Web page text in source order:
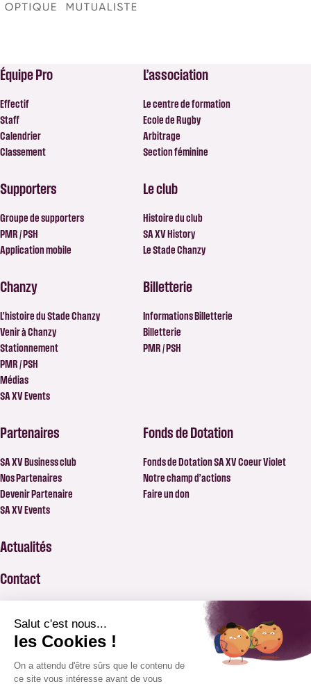
Équipe Pro
Effectif
Staff
Calendrier
Classement
L’association
Le centre de formation
Ecole de Rugby
Arbitrage
Section féminine
Supporters
Groupe de supporters
PMR / PSH
Application mobile
Le club
Histoire du club
SA XV History
Le Stade Chanzy
Chanzy
L’histoire du Stade Chanzy
Venir à Chanzy
Stationnement
PMR / PSH
Médias
SA XV Events
Billetterie
Informations Billetterie
Billetterie
PMR / PSH
Partenaires
SA XV Business club
Nos Partenaires
Devenir Partenaire
SA XV Events
Fonds de Dotation
Fonds de Dotation SA XV Coeur Violet
Notre champ d’actions
Faire un don
Actualités
Contact
BILLETTERIE
APPLICATION SAXV